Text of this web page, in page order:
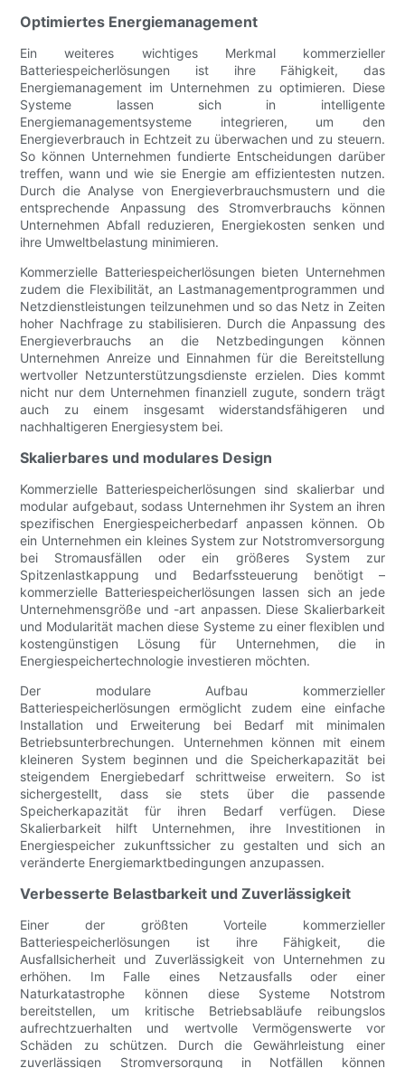
Optimiertes Energiemanagement
Ein weiteres wichtiges Merkmal kommerzieller
Batteriespeicherlösungen ist ihre Fähigkeit, das
Energiemanagement im Unternehmen zu optimieren. Diese
Systeme lassen sich in intelligente
Energiemanagementsysteme integrieren, um den
Energieverbrauch in Echtzeit zu überwachen und zu steuern.
So können Unternehmen fundierte Entscheidungen darüber
treffen, wann und wie sie Energie am effizientesten nutzen.
Durch die Analyse von Energieverbrauchsmustern und die
entsprechende Anpassung des Stromverbrauchs können
Unternehmen Abfall reduzieren, Energiekosten senken und
ihre Umweltbelastung minimieren.
Kommerzielle Batteriespeicherlösungen bieten Unternehmen
zudem die Flexibilität, an Lastmanagementprogrammen und
Netzdienstleistungen teilzunehmen und so das Netz in Zeiten
hoher Nachfrage zu stabilisieren. Durch die Anpassung des
Energieverbrauchs an die Netzbedingungen können
Unternehmen Anreize und Einnahmen für die Bereitstellung
wertvoller Netzunterstützungsdienste erzielen. Dies kommt
nicht nur dem Unternehmen finanziell zugute, sondern trägt
auch zu einem insgesamt widerstandsfähigeren und
nachhaltigeren Energiesystem bei.
Skalierbares und modulares Design
Kommerzielle Batteriespeicherlösungen sind skalierbar und
modular aufgebaut, sodass Unternehmen ihr System an ihren
spezifischen Energiespeicherbedarf anpassen können. Ob
ein Unternehmen ein kleines System zur Notstromversorgung
bei Stromausfällen oder ein größeres System zur
Spitzenlastkappung und Bedarfssteuerung benötigt –
kommerzielle Batteriespeicherlösungen lassen sich an jede
Unternehmensgröße und -art anpassen. Diese Skalierbarkeit
und Modularität machen diese Systeme zu einer flexiblen und
kostengünstigen Lösung für Unternehmen, die in
Energiespeichertechnologie investieren möchten.
Der modulare Aufbau kommerzieller
Batteriespeicherlösungen ermöglicht zudem eine einfache
Installation und Erweiterung bei Bedarf mit minimalen
Betriebsunterbrechungen. Unternehmen können mit einem
kleineren System beginnen und die Speicherkapazität bei
steigendem Energiebedarf schrittweise erweitern. So ist
sichergestellt, dass sie stets über die passende
Speicherkapazität für ihren Bedarf verfügen. Diese
Skalierbarkeit hilft Unternehmen, ihre Investitionen in
Energiespeicher zukunftssicher zu gestalten und sich an
veränderte Energiemarktbedingungen anzupassen.
Verbesserte Belastbarkeit und Zuverlässigkeit
Einer der größten Vorteile kommerzieller
Batteriespeicherlösungen ist ihre Fähigkeit, die
Ausfallsicherheit und Zuverlässigkeit von Unternehmen zu
erhöhen. Im Falle eines Netzausfalls oder einer
Naturkatastrophe können diese Systeme Notstrom
bereitstellen, um kritische Betriebsabläufe reibungslos
aufrechtzuerhalten und wertvolle Vermögenswerte vor
Schäden zu schützen. Durch die Gewährleistung einer
zuverlässigen Stromversorgung in Notfällen können